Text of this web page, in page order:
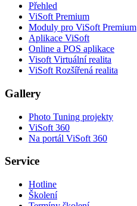
Přehled
ViSoft Premium
Moduly pro ViSoft Premium
Aplikace ViSoft
Online a POS aplikace
Visoft Virtuální realita
ViSoft Rozšířená realita
Gallery
Photo Tuning projekty
ViSoft 360
Na portál ViSoft 360
Service
Hotline
Školení